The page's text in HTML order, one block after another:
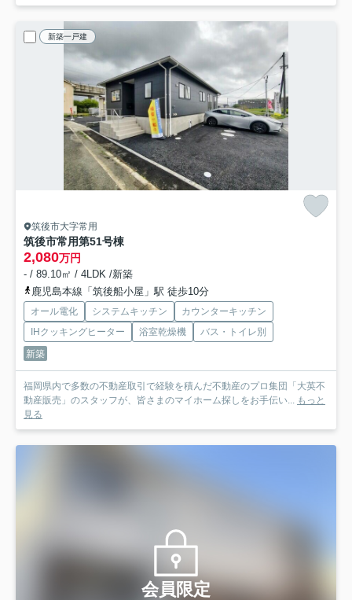
新築一戸建
筑後市大字常用
筑後市常用第51号棟
2,080万円
- / 89.10㎡ / 4LDK /新築
鹿児島本線「筑後船小屋」駅 徒歩10分
オール電化 システムキッチン
カウンターキッチン
IHクッキングヒーター
浴室乾燥機
バス・トイレ別
新築
福岡県内で多数の不動産取引で経験を積んだ不動産のプロ集団「大英不
動産販売」のスタッフが、皆さまのマイホーム探しをお手伝い... もっと
見る
会員限定